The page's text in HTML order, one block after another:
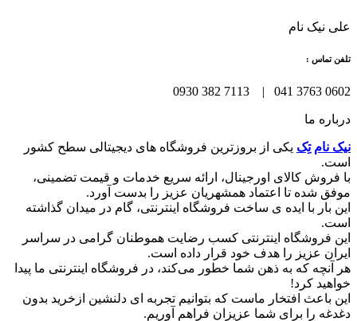
علی نیک نام
تلفن تماس :
0602 3763 041 | 7113 382 0930
درباره ما
نیک نام تِک یکی از بروزترین فروشگاه های دیجیتالی سطح کشور
است.
با فروش کالای اورجینال، ارائه سریع خدمات و قیمت تضمینی،
موفق شده تا اعتماد همشهریان عزیز را بدست آورد.
این بار با ایده ی ساخت فروشگاه اینترنتی، گام در میدان گذاشته
است.
این فروشگاه اینترنتی کسب رضایت هموطنان گرامی در سراسر
ایران عزیز را هدف خود قرار داده است.
هر آنچه که به ذهن شما خطور می‌کند، در فروشگاه اینترنتی ما پیدا
خواهید کرد!
این باعث افتخار ماست که بتوانیم تجربه ای دلنشین ازخرید بدون
دغدغه را برای شما عزیزان فراهم آوریم.